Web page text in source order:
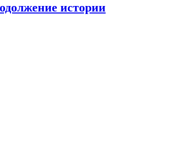
истории